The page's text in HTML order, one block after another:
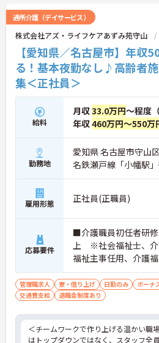
通所介護（デイサービス）
株式会社アズ・ライフケアあずみ苑守山
【愛知県／名古屋市】年収
る！基本夜勤なし♪高齢者
集＜正社員＞
給料
月収33.0万円～程度
年収460万円～550万
勤務地
愛知県 名古屋市守山
名鉄瀬戸線「小幡駅
雇用形態 正社員(正職員)
応募要件
■介護職員初任者研
上 ※社会福祉士、介
福祉主事任用、介護
迎 ■管理職、生活相
任者、またはそれら
経験をお持ちの方 ■
管理職求人 寮・借り上げ 日勤のみ ボーナ
交通費支給
退職金制度あり
＜チームワークで作り上げる温かい職
はトップダウンではなく、スタッフ全